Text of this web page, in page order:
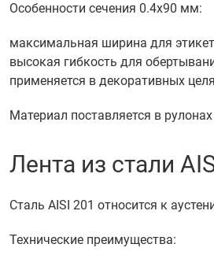
Особенности сечения 0.4х90 мм:
максимальная ширина для
высокая гибкость для
применяется в декоративных
Материал поставляется в
Лента из стали
Сталь AISI 201 относится к
Технические преимущества: